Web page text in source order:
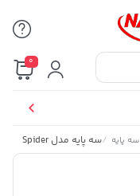
0
سه پایه /سه پایه مدل Spider